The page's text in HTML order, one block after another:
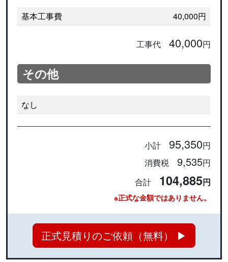
基本工事費 40,000円
工事代 40,000円
その他
なし
小計 95,350円
消費税 9,535円
合計 104,885円
※正式な金額ではありません。
正式見積りのご依頼（無料） ▶